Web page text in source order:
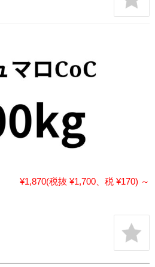
¥1,870(税抜 ¥1,700、税 ¥170) ～